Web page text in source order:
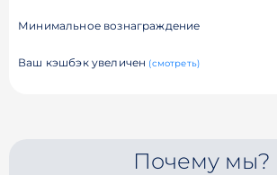
Минимальное вознаграждение
Ваш кэшбэк увеличен (смотреть)
Почему мы?